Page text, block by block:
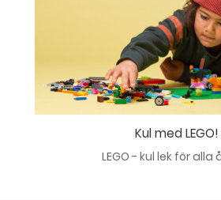
Kul med LEGO!
LEGO - kul lek för alla